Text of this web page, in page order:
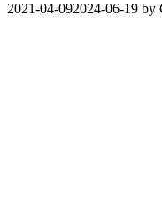
2021-04-092024-06-19 by